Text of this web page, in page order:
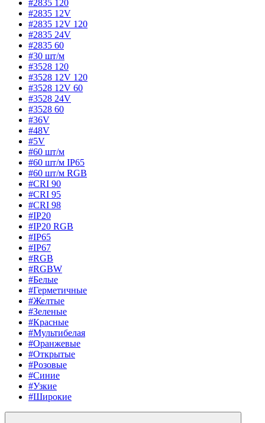
#2835 120
#2835 12V
#2835 12V 120
#2835 24V
#2835 60
#30 шт/м
#3528 120
#3528 12V 120
#3528 12V 60
#3528 24V
#3528 60
#36V
#48V
#5V
#60 шт/м
#60 шт/м IP65
#60 шт/м RGB
#CRI 90
#CRI 95
#CRI 98
#IP20
#IP20 RGB
#IP65
#IP67
#RGB
#RGBW
#Белые
#Герметичные
#Желтые
#Зеленые
#Красные
#Мультибелая
#Оранжевые
#Открытые
#Розовые
#Синие
#Узкие
#Широкие